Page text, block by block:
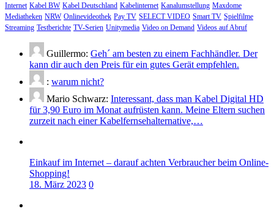
Internet Kabel BW Kabel Deutschland Kabelinternet Kanalumstellung Maxdome
Mediatheken NRW Onlinevideothek Pay TV SELECT VIDEO Smart TV Spielfilme
Streaming Testberichte TV-Serien Unitymedia Video on Demand Videos auf Abruf
Guillermo: Geh´ am besten zu einem Fachhändler. Der
kann dir auch den Preis für ein gutes Gerät empfehlen.
: warum nicht?
Mario Schwarz: Interessant, dass man Kabel Digital HD
für 3,90 Euro im Monat aufrüsten kann. Meine Eltern suchen
zurzeit nach einer Kabelfernsehalternative,…
Einkauf im Internet – darauf achten Verbraucher beim Online-
Shopping!
18. März 2023 0